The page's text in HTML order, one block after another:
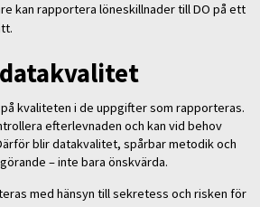
kan rapportera löneskillnader till DO på ett
kvaliteten i de uppgifter som rapporteras.
efterlevnaden och kan vid behov
blir datakvalitet, spårbar metodik och
– inte bara önskvärda.
med hänsyn till sekretess och risken för